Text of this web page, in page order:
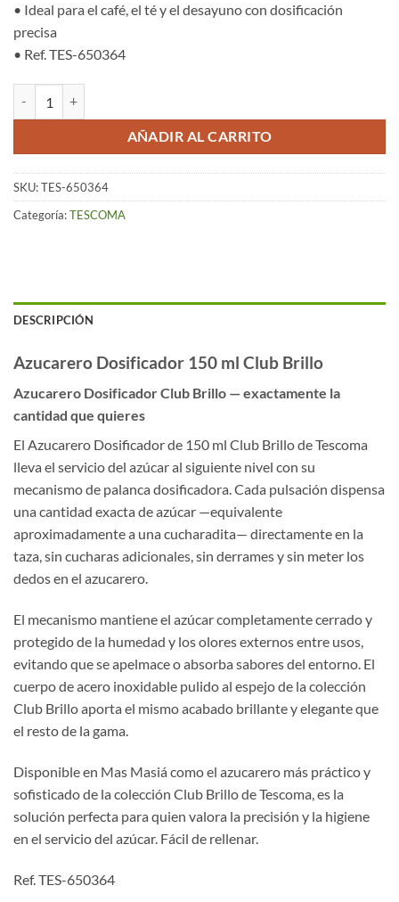
• Ideal para el café, el té y el desayuno con dosificación
precisa
• Ref. TES-650364
AÑADIR AL CARRITO
SKU:TES-650364
Categoría:TESCOMA
DESCRIPCIÓN
Azucarero Dosificador 150 ml Club Brillo
Azucarero Dosificador Club Brillo — exactamente la
cantidad que quieres
El Azucarero Dosificador de 150 ml Club Brillo de Tescoma
lleva el servicio del azúcar al siguiente nivel con su
mecanismo de palanca dosificadora. Cada pulsación dispensa
una cantidad exacta de azúcar —equivalente
aproximadamente a una cucharadita— directamente en la
taza, sin cucharas adicionales, sin derrames y sin meter los
dedos en el azucarero.
El mecanismo mantiene el azúcar completamente cerrado y
protegido de la humedad y los olores externos entre usos,
evitando que se apelmace o absorba sabores del entorno. El
cuerpo de acero inoxidable pulido al espejo de la colección
Club Brillo aporta el mismo acabado brillante y elegante que
el resto de la gama.
Disponible en Mas Masiá como el azucarero más práctico y
sofisticado de la colección Club Brillo de Tescoma, es la
solución perfecta para quien valora la precisión y la higiene
en el servicio del azúcar. Fácil de rellenar.
Ref. TES-650364